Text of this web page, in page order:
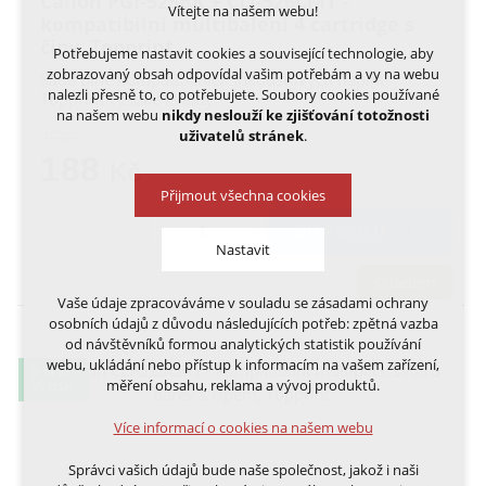
kompatibilní multibalení 4 cartridge s
čipy, Topprint
Sada plně kompatibilních inkoustových náplní
Topprint vysoké kvality
Kč
0,15 KČ
Vítejte na našem webu!
Potřebujeme nastavit cookies a související technologie, aby
zobrazovaný obsah odpovídal vašim potřebám a vy na webu
nalezli přesně to, co potřebujete. Soubory cookies používané
na našem webu nikdy neslouží ke zjišťování totožnosti
uživatelů stránek.
Přijmout všechna cookies
Nastavit
Technická cookies
nutná pro provozování webu
udržení kontextu stránek (session): případná
přihlášení, volby jazyka, apod.
Volitelná cookies
analytická pro anonymizované vyhodnocení
marketingová cookies (Google, Ecomail, Sklik,
Vaše údaje zpracováváme v souladu se zásadami ochrany
osobních údajů z důvodu následujících potřeb: zpětná vazba
od návštěvníků formou analytických statistik používání
webu, ukládání nebo přístup k informacím na vašem zařízení,
měření obsahu, reklama a vývoj produktů.
Více informací o cookies na našem webu
Správci vašich údajů bude naše společnost, jakož i naši